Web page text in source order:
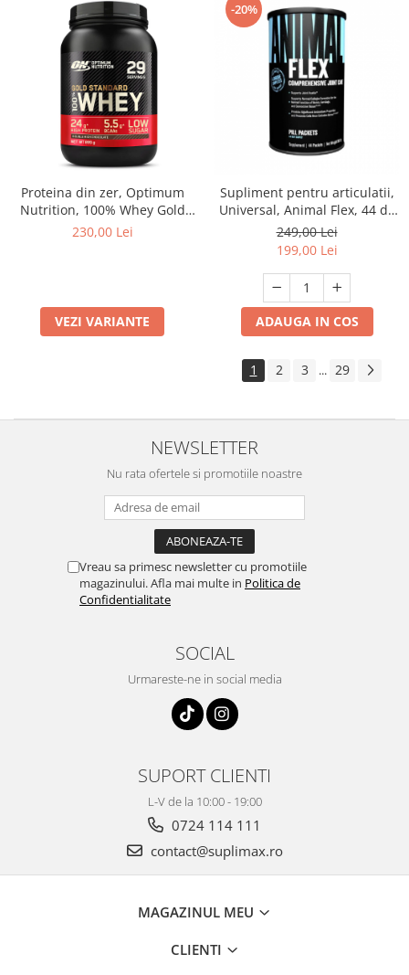
Proteina din zer, Optimum
Nutrition, 100% Whey Gold
Standard Protein, 750 de
230,00 Lei
VEZI VARIANTE
-20%
Supliment pentru articulatii,
Universal, Animal Flex, 44 de
pachete
249,00 Lei
199,00 Lei
ADAUGA IN COS
1 2 3 ... 29
NEWSLETTER
Nu rata ofertele si promotiile noastre
Vreau sa primesc newsletter cu promotiile
magazinului. Afla mai multe in Politica de
Confidentialitate
SOCIAL
Urmareste-ne in social media
SUPORT CLIENTI
L-V de la 10:00 - 19:00
0724 114 111
contact@suplimax.ro
MAGAZINUL MEU
CLIENTI